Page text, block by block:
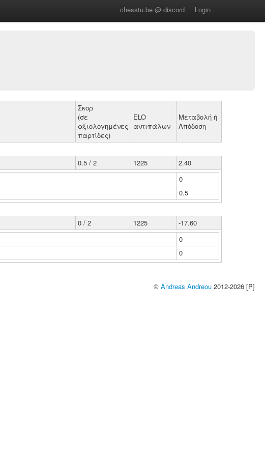
chesstu.be @ discord Login
Σκορ
(σε
αξιολογημένες
παρτίδες)
ELO
αντιπάλων
Μεταβολή ή
Απόδοση
0.5 / 2 1225
2.40
0
0.5
0 / 2 1225
-17.60
0
0
© Andreas Andreou 2012-2026 [P]